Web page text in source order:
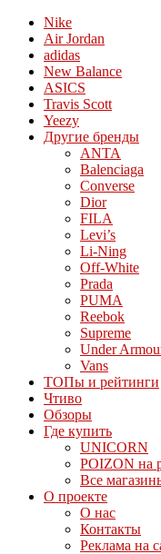
Nike
Air Jordan
adidas
New Balance
ASICS
Travis Scott
Yeezy
Другие бренды
ANTA
Balenciaga
Converse
Dior
FILA
Levi’s
Li-Ning
Off-White
Prada
PUMA
Reebok
Supreme
Under
Vans
ТОПы и рейтинги
Чтиво
Обзоры
Где купить
UNICORN
POIZON на
Все
О проекте
О нас
Контакты
Реклама на